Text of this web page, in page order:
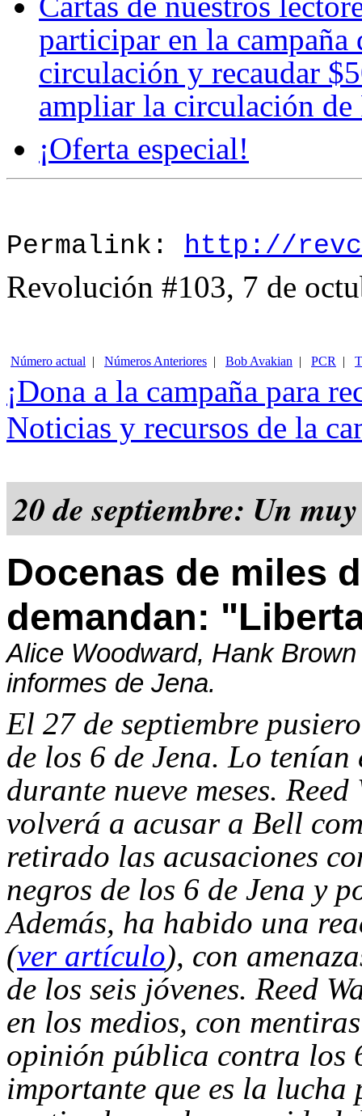
participar en la
circulación y recaudar
ampliar la circulación
¡Oferta especial!
Permalink: http://
Revolución #103, 7 de
Número actual | Números Anteriores | Bob Avakian | PCR |
¡Dona a la campaña para
Noticias y recursos de la
20 de septiembre: Un
Docenas de miles
demandan:
Alice Woodward, Hank
informes de Jena.
El 27 de septiembre
de los 6 de Jena. Lo
durante nueve meses.
volverá a acusar a Bell
retirado las acusaciones
negros de los 6 de Jena y
Además, ha habido una
(ver artículo), con
de los seis jóvenes. Reed
en los medios, con
opinión pública contra los
importante que es la